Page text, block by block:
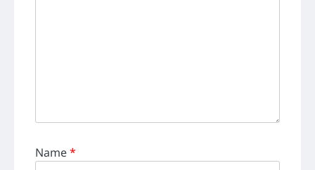
Name*